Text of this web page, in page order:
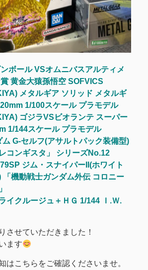
ボール VSオムニバスアルティメ
黄金大猿孫悟空 SOFVICS
メタルギア ソリッド メタルギ
1/100スケール プラモデル
ゴジラVSビオランテ スーパー
1/144スケール プラモデル
ム G-セルフ(アサルトパック装備型)
コンギスタ」 シリーズNo.12
ジム・スナイパーII(ホワイト
「機動戦士ガンダム外伝 コロニー
イクルージュ＋ＨＧ 1/144 Ｉ.Ｗ.
させていただきました！
ます
はこちらをご確認くださいませ。